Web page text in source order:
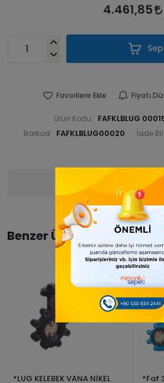
4.461,85
Favorilere Ekle Fiyatı
Ürün Kodu: FAFKLBLUG
Barkod: FAFKLBLUG00020 İade
Benzer Ürünler
*LUG KELEBEK VANA NİKEL
*Faf